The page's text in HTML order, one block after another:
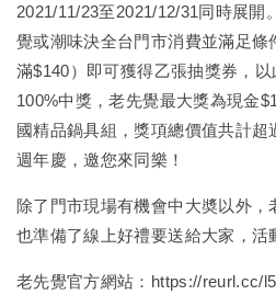
2021/11/23至2021/12/31同時展開
覺或潮味決全台門市消費並滿足條
滿$140）即可獲得乙張抽獎券，
100%中獎，老先覺最大獎為現金
國精品鍋具組，獎項總價值共計超
週年慶，邀您來同樂！
除了門市現場有機會中大奬以外
也準備了線上好禮要送給大家，活
老先覺官方網站： https://reurl.cc/